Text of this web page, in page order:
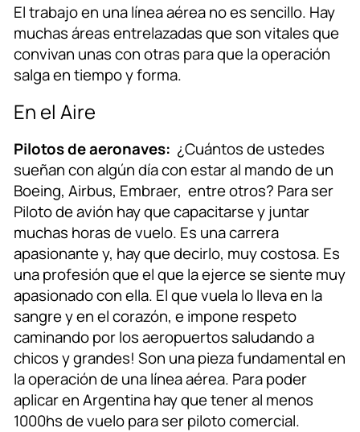
El trabajo en una línea aérea no es sencillo. Hay
muchas áreas entrelazadas que son vitales que
convivan unas con otras para que la operación
salga en tiempo y forma.
En el Aire
Pilotos de aeronaves: ¿Cuántos de ustedes
sueñan con algún día con estar al mando de un
Boeing, Airbus, Embraer, entre otros? Para ser
Piloto de avión hay que capacitarse y juntar
muchas horas de vuelo. Es una carrera
apasionante y, hay que decirlo, muy costosa. Es
una profesión que el que la ejerce se siente muy
apasionado con ella. El que vuela lo lleva en la
sangre y en el corazón, e impone respeto
caminando por los aeropuertos saludando a
chicos y grandes! Son una pieza fundamental en
la operación de una línea aérea. Para poder
aplicar en Argentina hay que tener al menos
1000hs de vuelo para ser piloto comercial.